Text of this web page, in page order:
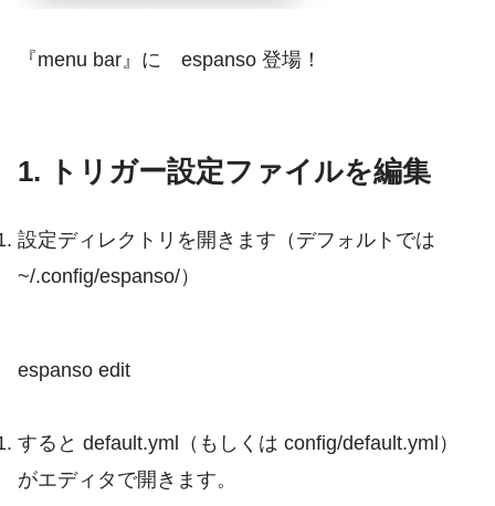
『menu bar』に espanso 登場！
1. トリガー設定ファイルを編集
設定ディレクトリを開きます（デフォルトでは
~/.config/espanso/）
espanso edit
すると default.yml （もしくは config/default.yml）
がエディタで開きます。